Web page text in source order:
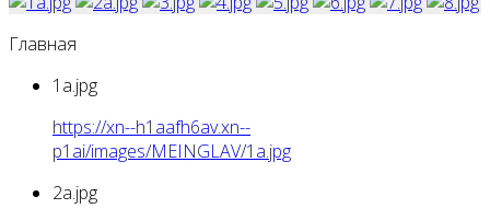
Главная
1a.jpg
https://xn--h1aafh6av.xn--
p1ai/images/MEINGLAV/1a.jpg
2a.jpg